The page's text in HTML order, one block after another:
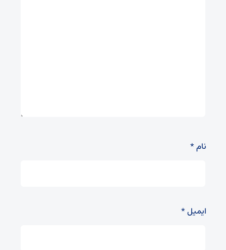
نام*
ایمیل*